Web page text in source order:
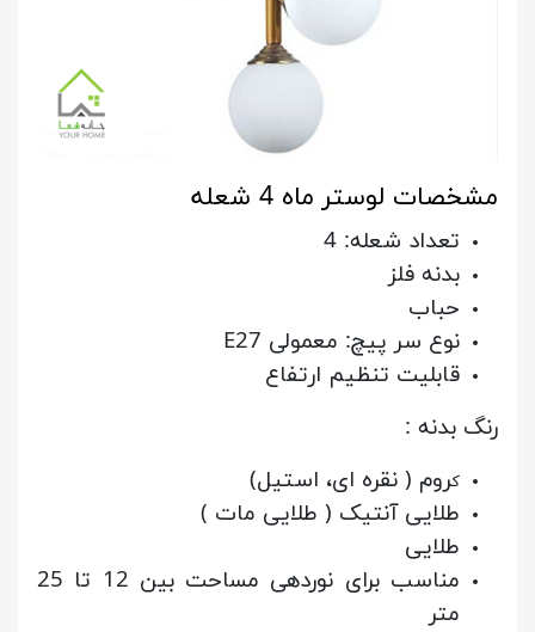
مشخصات لوستر ماه 4 شعله
تعداد شعله: 4
بدنه فلز
حباب
نوع سر پیچ: معمولی E27
قابلیت تنظیم ارتفاع
رنگ بدنه :
کروم ( نقره ای، استیل)
طلایی آنتیک ( طلایی مات )
طلایی
مناسب برای نوردهی مساحت بین 12 تا 25
متر